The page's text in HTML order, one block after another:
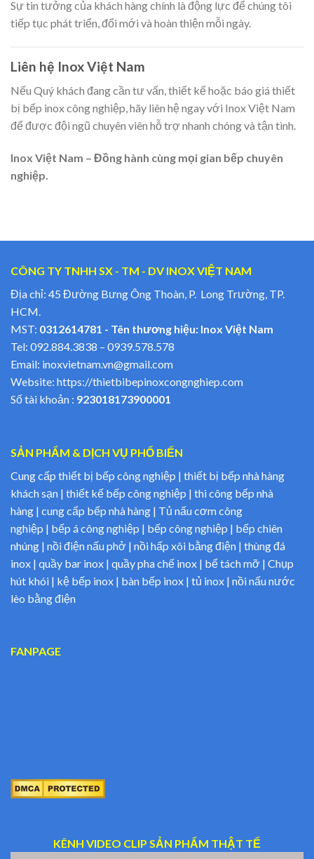
Sự tin tưởng của khách hàng chính là động lực để chúng tôi
tiếp tục phát triển, đổi mới và hoàn thiện mỗi ngày.
Liên hệ Inox Việt Nam
Nếu Quý khách đang cần tư vấn, thiết kế hoặc báo giá thiết
bị bếp inox công nghiệp, hãy liên hệ ngay với Inox Việt Nam
để được đội ngũ chuyên viên hỗ trợ nhanh chóng và tận tình.
Inox Việt Nam – Đồng hành cùng mọi gian bếp chuyên
nghiệp.
CÔNG TY TNHH SX - TM - DV INOX VIỆT NAM
Địa chỉ: 45 Đường Bưng Ông Thoàn, P. Long Trường, TP.
HCM.
MST: 0312614781 - Tên thương hiệu: Inox Việt Nam
Tel: 092.884.3838 – 0939.578.578
Email: inoxvietnam.vn@gmail.com
Website: https://thietbibepinoxcongnghiep.com
Số tài khoản : 923018173900001
SẢN PHẨM & DỊCH VỤ PHỔ BIẾN
Cung cấp thiết bị bếp công nghiệp | thiết bị bếp nhà hàng
khách sạn | thiết kế bếp công nghiệp | thi công bếp nhà
hàng | cung cấp bếp nhà hàng | Tủ nấu cơm công
nghiệp | bếp á công nghiệp | bếp công nghiệp | bếp chiên
nhúng | nồi điện nấu phở | nồi hấp xôi bằng điện | thùng đá
inox | quầy bar inox | quầy pha chế inox | bể tách mỡ | Chụp
hút khói | kệ bếp inox | bàn bếp inox | tủ inox | nồi nấu nước
lèo bằng điện
FANPAGE
KÊNH VIDEO CLIP SẢN PHẨM THẬT TẾ